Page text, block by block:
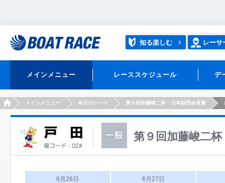
知る楽しむ レーサ
メインメニュー レーススケジュール デ
HOMEメインメニュー 本日のレース 第９回加藤峻二杯・日本財団会長賞
第９回加藤峻二
6月26日 6月27日